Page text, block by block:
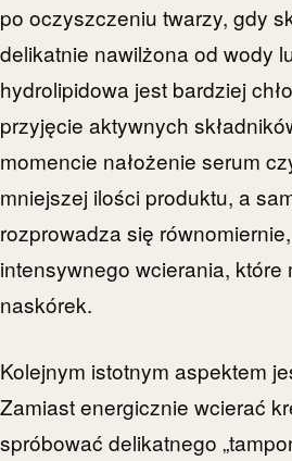
po oczyszczeniu twarzy, gdy
delikatnie nawilżona od wody
hydrolipidowa jest bardziej
przyjęcie aktywnych
momencie nałożenie serum
mniejszej ilości produktu, a
rozprowadza się
intensywnego wcierania,
naskórek.
Kolejnym istotnym aspektem
Zamiast energicznie wcierać
spróbować delikatnego